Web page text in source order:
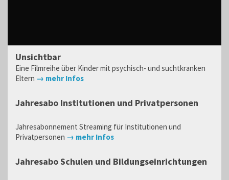
Unsichtbar
Eine Filmreihe über Kinder mit psychisch- und suchtkranken
Eltern → mehr Infos
Jahresabo Institutionen und Privatpersonen
Jahresabonnement Streaming für Institutionen und
Privatpersonen → mehr Infos
Jahresabo Schulen und Bildungseinrichtungen